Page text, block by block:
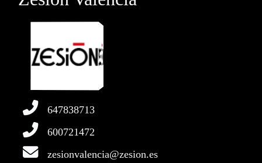
647838713
600721472
zesionvalencia@zesion.es